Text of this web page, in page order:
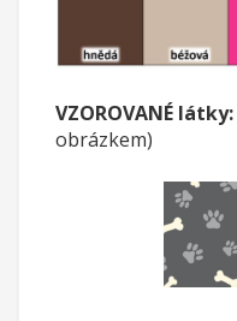
VZOROVANÉ látky:
obrázkem)